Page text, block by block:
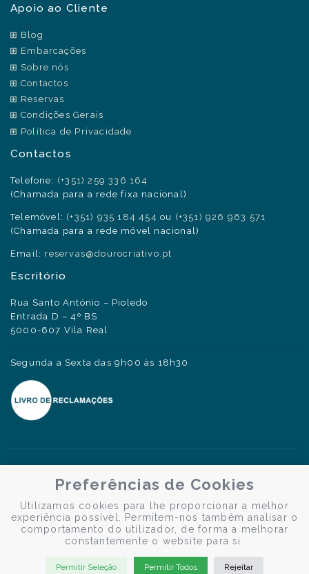
Apoio ao Cliente
Blog
Embarcações
Sobre nós
Contactos
Reservas
Condições Gerais
Política de Privacidade
Contactos
Telefone: (+351) 259 336 164
(Chamada para a rede fixa nacional)
Telemóvel: (+351) 935 184 454 ou (+351) 926 963 571
(Chamada para a rede móvel nacional)
Email: reservas@dourocriativo.pt
Escritório
Rua Santo António – Pioledo
Entrada D – 4º BS
5000-607 Vila Real
Segunda a Sexta das 9h00 às 18h30
Preferências de Cookies
Utilizamos cookies para lhe proporcionar a melhor
experiência possível. Permitem-nos também analisar o
comportamento do utilizador, de forma a melhorar
constantemente o website para si.
Permitir Seleção Permitir Todos Rejeitar